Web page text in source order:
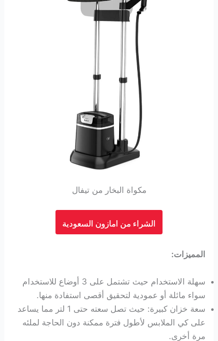
مكواة البخار من تيفال
الشراء من امازون السعودية
المميزات:
سهلة الاستخدام حيث تشتمل على 3 أوضاع للاستخدام
سواء مائلة أو عمودية لتحقيق أقصى استفادة منها.
سعة خزان كبيرة: حيث تصل سعته حتى 1 لتر مما يساعد
على كي الملابس لأطول فترة ممكنة دون الحاجة لملئه
مرة أخرى.